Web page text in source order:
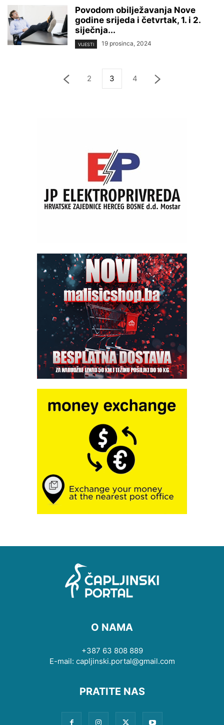
Povodom obilježavanja Nove
godine srijeda i četvrtak, 1. i 2.
siječnja...
VIJESTI 19 prosinca, 2024
2 3 4
O NAMA
+387 63 808 889
E-mail: capljinski.portal@gmail.com
PRATITE NAS